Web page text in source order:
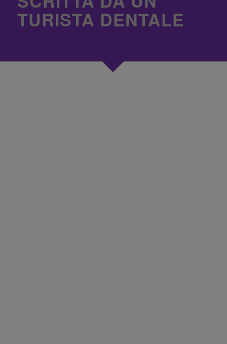
TURISTA DENTALE